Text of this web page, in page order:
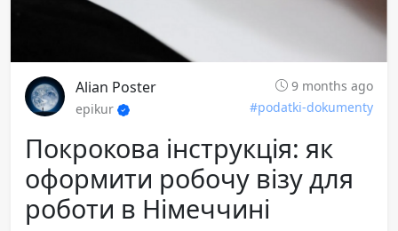
Alian Poster
9 months ago
epikur
#podatkі-dokumenty
Покрокова інструкція: як
оформити робочу візу для
роботи в Німеччині